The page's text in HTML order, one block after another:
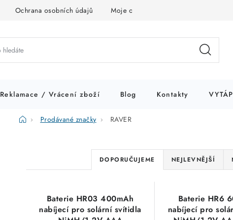
Ochrana osobních údajů Moje objednávka
Reklamace / Vrácení zboží Blog Kontakty
DomůProdávané značky RAVER
Ř
a
z
e
DOPORUČUJEME NEJLEVNĚJŠÍ
Baterie HR03 400mAh
nabíjecí pro solární svítidla
Baterie HR6
nabíjecí pro